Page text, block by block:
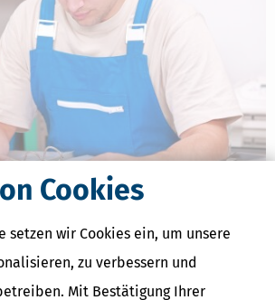
Cookies
setzen wir Cookies ein, um unsere
zu verbessern und
Mit Bestätigung Ihrer
empfangen: Das müssen Unternehmer
] Seit 2025 ist die Verwendung der
– doch in der Praxis ist sie noch weit davon
zu sein. Wir informieren über